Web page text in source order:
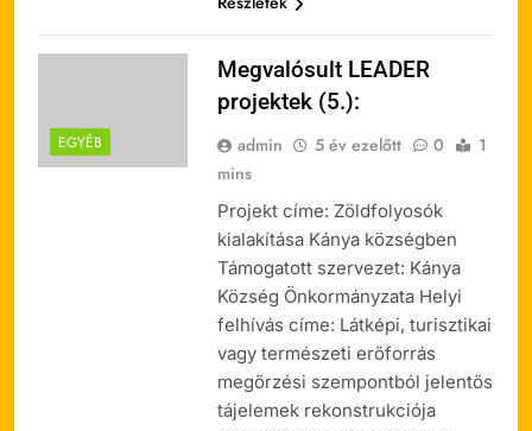
EGYÉB
Megvalósult LEADER
projektek (5.):
admin 5 év ezelőtt 0
1
mins
Projekt címe: Zöldfolyosók
kialakítása Kánya községben
Támogatott szervezet: Kánya
Község Önkormányzata Helyi
felhívás címe: Látképi, turisztikai
vagy természeti erőforrás
megőrzési szempontból jelentős
tájelemek rekonstrukciója